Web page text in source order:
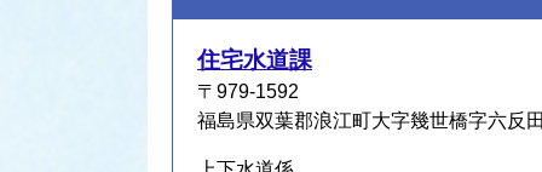
住宅水道課
〒979-1592
福島県双葉郡浪江町大字幾世橋字六反